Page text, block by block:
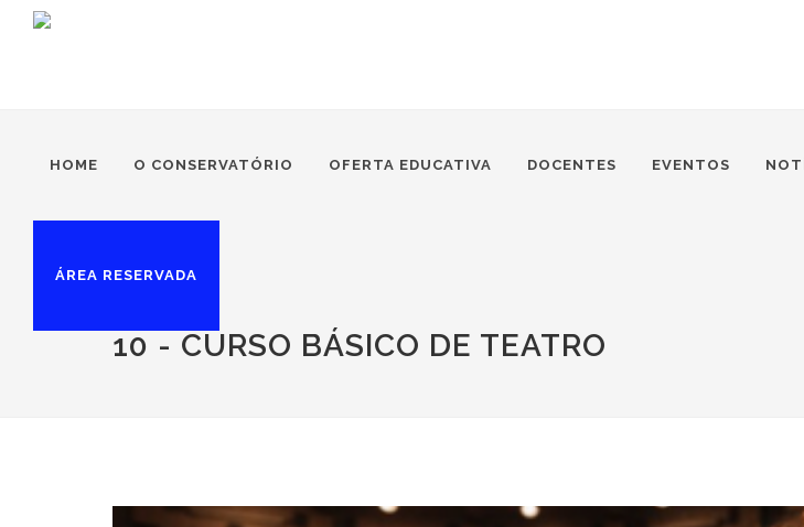
HOME O CONSERVATÓRIO OFERTA EDUCATIVA DOCENTES EVENTOS
ÁREA RESERVADA
10 - CURSO BÁSICO DE TEATRO